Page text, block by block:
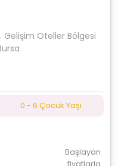
Gelişim Oteller Bölgesi
0 - 6 Çocuk Yaşı
Başlayan